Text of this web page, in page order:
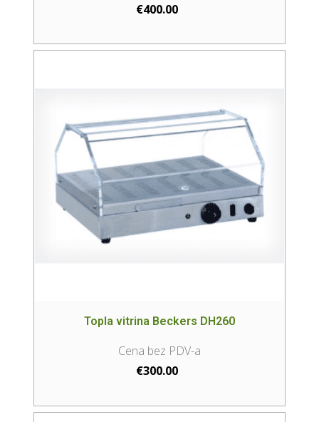
€400.00
Topla vitrina Beckers DH260
€300.00